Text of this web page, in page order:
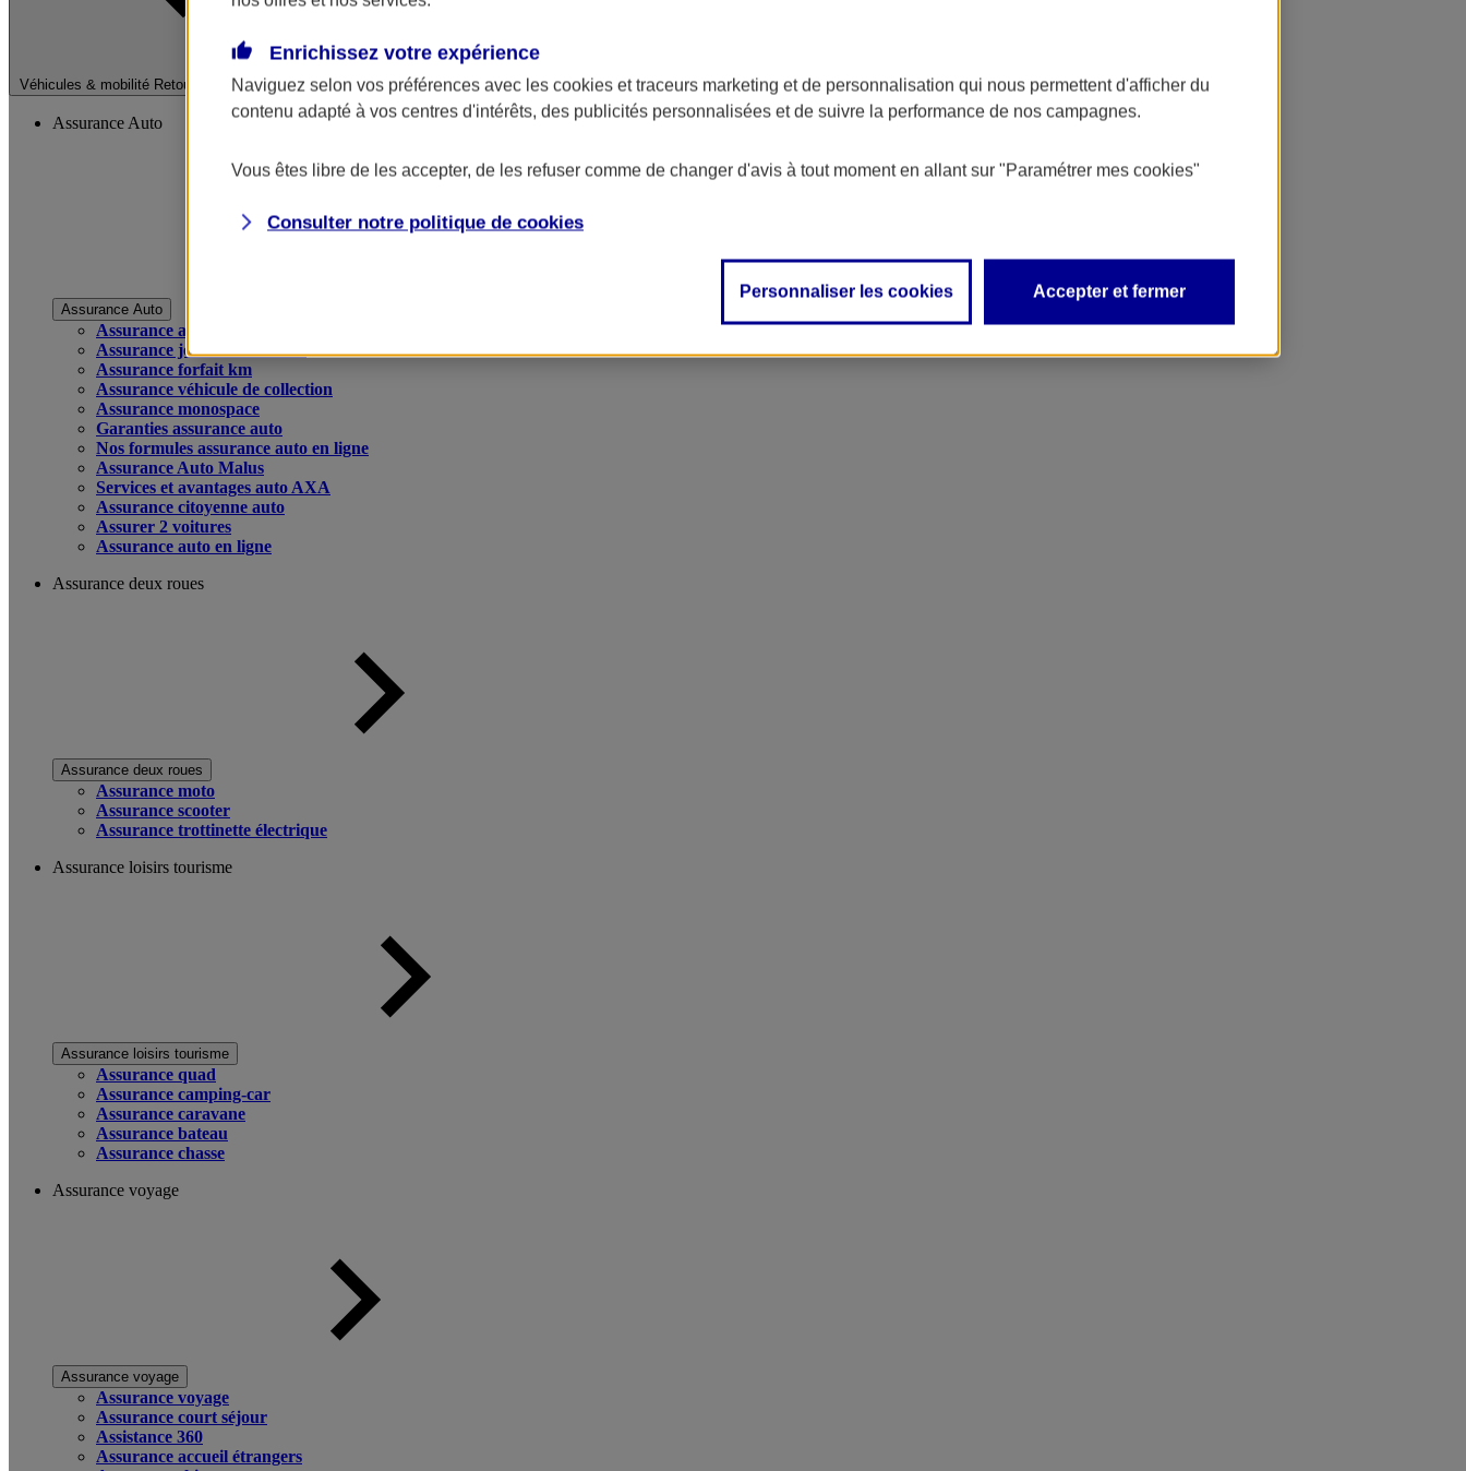
Véhicules & mobilité Retour à la section précédente
Fermer le menu principal
Assurance Auto
Assurance Auto
Assurance auto
Assurance jeune conducteur
Assurance forfait km
Assurance véhicule de collection
Assurance monospace
Garanties assurance auto
Nos formules assurance auto en ligne
Assurance Auto Malus
Services et avantages auto AXA
Assurance citoyenne auto
Assurer 2 voitures
Assurance auto en ligne
Assurance deux roues
Assurance deux roues
Assurance moto
Assurance scooter
Assurance trottinette électrique
Assurance loisirs tourisme
Assurance loisirs tourisme
Assurance quad
Assurance camping-car
Assurance caravane
Assurance bateau
Assurance chasse
Assurance voyage
Assurance voyage
Assurance voyage
Assurance court séjour
Assistance 360
Assurance accueil étrangers
Enrichissez votre expérience
Naviguez selon vos préférences avec les cookies et traceurs marketing et de personnalisation qui nous permettent d'afficher du
contenu adapté à vos centres d'intérêts, des publicités personnalisées et de suivre la performance de nos campagnes.
Vous êtes libre de les accepter, de les refuser comme de changer d'avis à tout moment en allant sur "Paramétrer mes cookies"
Consulter notre politique de cookies
Personnaliser les cookies Accepter et fermer